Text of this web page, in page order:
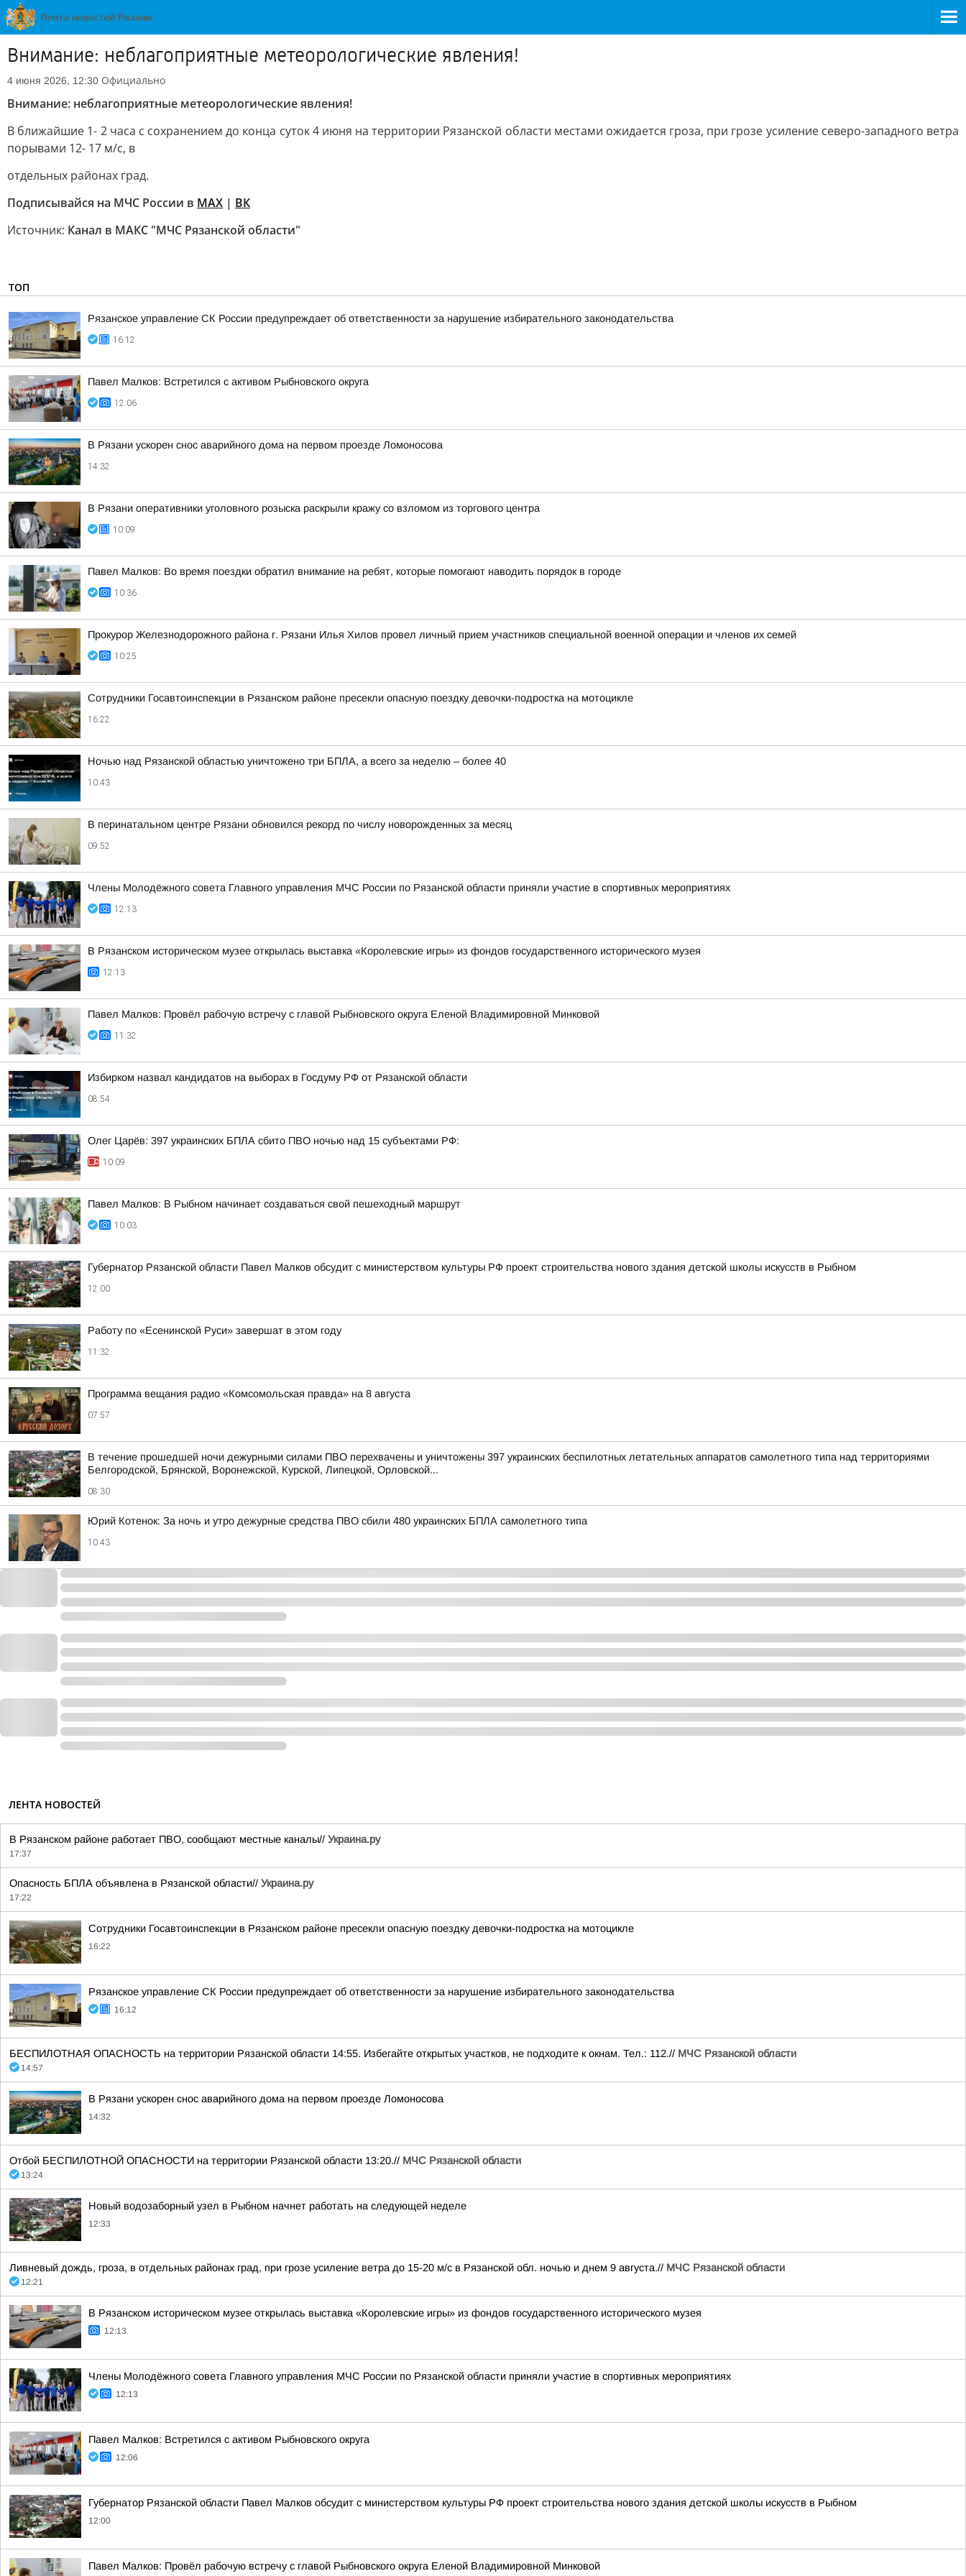
Внимание: неблагоприятные метеорологические явления!
4 июня 2026, 12:30 Официально
Внимание: неблагоприятные метеорологические явления!
В ближайшие 1- 2 часа с сохранением до конца суток 4 июня на территории Рязанской области местами ожидается гроза, при грозе усиление северо-западного ветра
порывами 12- 17 м/с, в
отдельных районах град.
Подписывайся на МЧС России в MAX | ВК
Источник: Канал в МАКС "МЧС Рязанской области"
ТОП
Рязанское управление СК России предупреждает об ответственности за нарушение избирательного законодательства
16:12
Павел Малков: Встретился с активом Рыбновского округа
12:06
В Рязани ускорен снос аварийного дома на первом проезде Ломоносова
14:32
В Рязани оперативники уголовного розыска раскрыли кражу со взломом из торгового центра
10:09
Павел Малков: Во время поездки обратил внимание на ребят, которые помогают наводить порядок в городе
10:36
Прокурор Железнодорожного района г. Рязани Илья Хилов провел личный прием участников специальной военной операции и членов их семей
10:25
Сотрудники Госавтоинспекции в Рязанском районе пресекли опасную поездку девочки-подростка на мотоцикле
16:22
Ночью над Рязанской областью уничтожено три БПЛА, а всего за неделю – более 40
10:43
В перинатальном центре Рязани обновился рекорд по числу новорожденных за месяц
09:52
Члены Молодёжного совета Главного управления МЧС России по Рязанской области приняли участие в спортивных мероприятиях
12:13
В Рязанском историческом музее открылась выставка «Королевские игры» из фондов государственного исторического музея
12:13
Павел Малков: Провёл рабочую встречу с главой Рыбновского округа Еленой Владимировной Минковой
11:32
Избирком назвал кандидатов на выборах в Госдуму РФ от Рязанской области
08:54
Олег Царёв: 397 украинских БПЛА сбито ПВО ночью над 15 субъектами РФ:
10:09
Павел Малков: В Рыбном начинает создаваться свой пешеходный маршрут
10:03
Губернатор Рязанской области Павел Малков обсудит с министерством культуры РФ проект строительства нового здания детской школы искусств в Рыбном
12:00
Работу по «Есенинской Руси» завершат в этом году
11:32
Программа вещания радио «Комсомольская правда» на 8 августа
07:57
В течение прошедшей ночи дежурными силами ПВО перехвачены и уничтожены 397 украинских беспилотных летательных аппаратов самолетного типа над территориями
Белгородской, Брянской, Воронежской, Курской, Липецкой, Орловской...
08:30
Юрий Котенок: За ночь и утро дежурные средства ПВО сбили 480 украинских БПЛА самолетного типа
10:43
ЛЕНТА НОВОСТЕЙ
В Рязанском районе работает ПВО, сообщают местные каналы// Украина.ру
17:37
Опасность БПЛА объявлена в Рязанской области// Украина.ру
17:22
Сотрудники Госавтоинспекции в Рязанском районе пресекли опасную поездку девочки-подростка на мотоцикле
16:22
Рязанское управление СК России предупреждает об ответственности за нарушение избирательного законодательства
16:12
БЕСПИЛОТНАЯ ОПАСНОСТЬ на территории Рязанской области 14:55. Избегайте открытых участков, не подходите к окнам. Тел.: 112.// МЧС Рязанской области
14:57
В Рязани ускорен снос аварийного дома на первом проезде Ломоносова
14:32
Отбой БЕСПИЛОТНОЙ ОПАСНОСТИ на территории Рязанской области 13:20.// МЧС Рязанской области
13:24
Новый водозаборный узел в Рыбном начнет работать на следующей неделе
12:33
Ливневый дождь, гроза, в отдельных районах град, при грозе усиление ветра до 15-20 м/с в Рязанской обл. ночью и днем 9 августа.// МЧС Рязанской области
12:21
В Рязанском историческом музее открылась выставка «Королевские игры» из фондов государственного исторического музея
12:13
Члены Молодёжного совета Главного управления МЧС России по Рязанской области приняли участие в спортивных мероприятиях
12:13
Павел Малков: Встретился с активом Рыбновского округа
12:06
Губернатор Рязанской области Павел Малков обсудит с министерством культуры РФ проект строительства нового здания детской школы искусств в Рыбном
12:00
Павел Малков: Провёл рабочую встречу с главой Рыбновского округа Еленой Владимировной Минковой